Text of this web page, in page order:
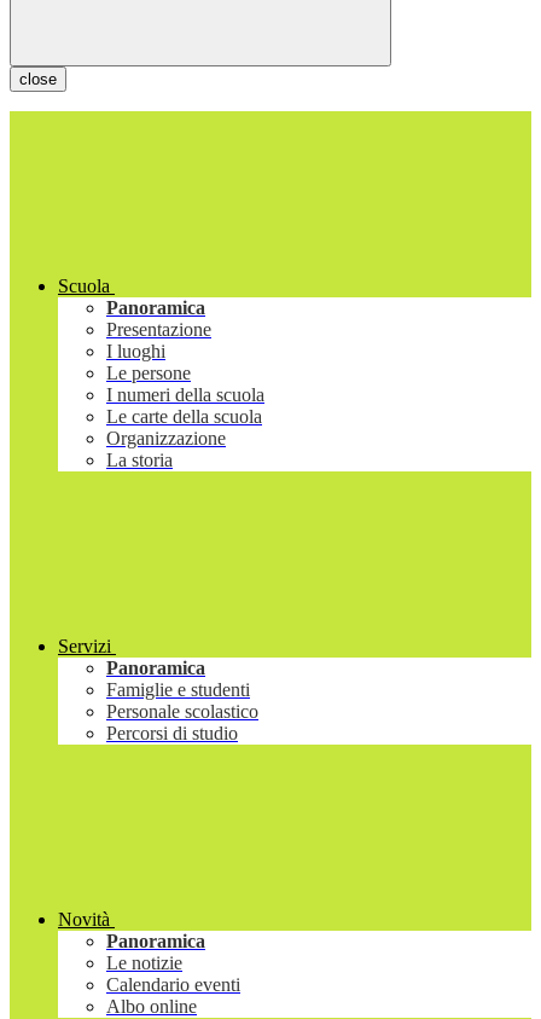
close
Scuola
Panoramica
Presentazione
I luoghi
Le persone
I numeri della scuola
Le carte della scuola
Organizzazione
La storia
Servizi
Panoramica
Famiglie e studenti
Personale scolastico
Percorsi di studio
Novità
Panoramica
Le notizie
Calendario eventi
Albo online